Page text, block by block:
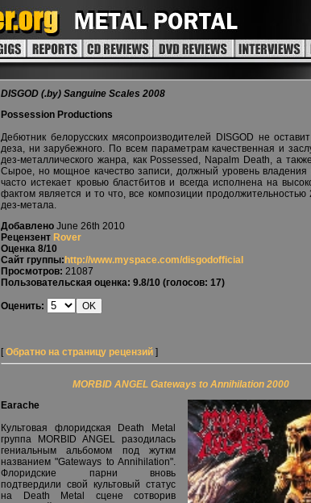
DISGOD (.by) Sanguine Scales 2008
Possession Productions
Дебютник белорусских мясопроизводителей DISGOD не
деза, ни зарубежного. По всем параметрам качественная и
дез-металлического жанра, как Possessed, Napalm Death, а
Сырое, но мощное качество записи, должный уровень
часто истекает кровью бластбитов и всегда исполнена на
фактом является и то что, все композиции
дез-метала.
Добавлено June 26th 2010
Рецензент Rover
Оценка 8/10
Сайт группы: http://www.myspace.com/disgodofficial
Просмотров: 21087
Пользовательская оценка: 9.8/10 (голосов: 17)
Оценить:
[Обратно на страницу рецензий ]
MORBID ANGEL Gateways to Annihilation 2000
Earache
Культовая флоридская Death Metal
группа MORBID ANGEL разодилась
гениальным альбомом под жуткм
названием "Gateways to Annihilation".
Флоридские парни вновь
подтвердили свой культовый статус
на Death Metal сцене сотворив